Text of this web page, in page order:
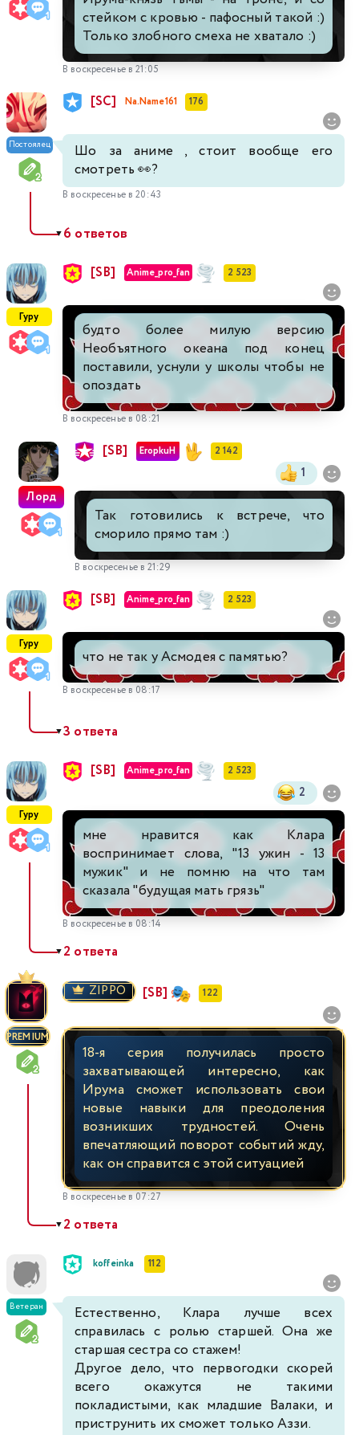
стейком с кровью - пафосный такой :)
Только злобного смеха не хватало :)
В воскресенье в 21:05
Постоялец
[SC] Na.Name161 176
Шо за аниме , стоит вообще его
смотреть 👀?
В воскресенье в 20:43
▼6 ответов
Гуру
[SB] Anime_pro_fan 2 523
будто более милую версию
Необъятного океана под конец
поставили, уснули у школы чтобы не
опоздать
В воскресенье в 08:21
Лорд
[SB] EropkuH 2 142
1
Так готовились к встрече, что
сморило прямо там :)
В воскресенье в 21:29
Гуру
[SB] Anime_pro_fan 2 523
что не так у Асмодея с памятью?
В воскресенье в 08:17
▼3 ответа
Гуру
[SB] Anime_pro_fan 2 523
2
мне нравится как Клара
воспринимает слова, "13 ужин - 13
мужик" и не помню на что там
сказала "будущая мать грязь"
В воскресенье в 08:14
▼2 ответа
PREMIUM
ZIPPO [SB] 122
18-я серия получилась просто
захватывающей интересно, как
Ирума сможет использовать свои
новые навыки для преодоления
возникших трудностей. Очень
впечатляющий поворот событий жду,
как он справится с этой ситуацией
В воскресенье в 07:27
▼2 ответа
Ветеран
koffeinka 112
Естественно, Клара лучше всех
справилась с ролью старшей. Она же
старшая сестра со стажем!
Другое дело, что первогодки скорей
всего окажутся не такими
покладистыми, как младшие Валаки, и
приструнить их сможет только Аззи.